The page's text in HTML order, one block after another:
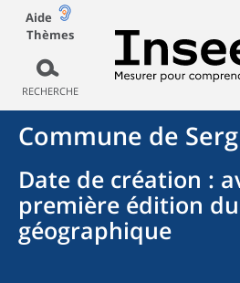
Aide
Thèmes
RECHERCHE
Commune de
Date de création :
première édition
géographique